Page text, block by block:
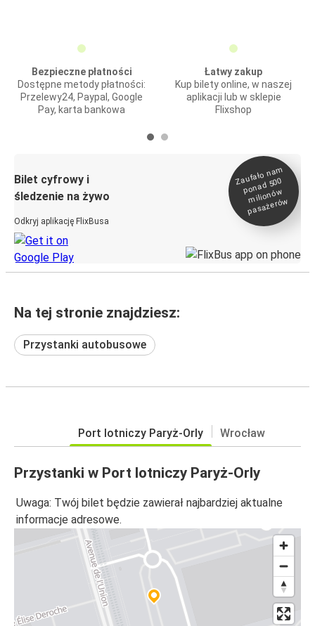
Bezpieczne płatności
Dostępne metody płatności:
Przelewy24, Paypal, Google
Pay, karta bankowa
Łatwy zakup
Kup bilety online, w naszej
aplikacji lub w sklepie
Flixshop
Bilet cyfrowy i
śledzenie na żywo
Odkryj aplikację FlixBusa
Zaufało na
m
ponad 500
milionó
w
pasażeró
w
Na tej stronie znajdziesz:
Przystanki autobusowe
Port lotniczy Paryż-Orly Wrocław
Przystanki w Port lotniczy Paryż-Orly
Uwaga: Twój bilet będzie zawierał najbardziej aktualne
informacje adresowe.